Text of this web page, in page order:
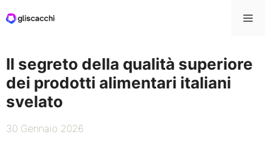
al
Il segreto della qualità superiore
dei prodotti alimentari italiani
svelato
30 Gennaio 2026